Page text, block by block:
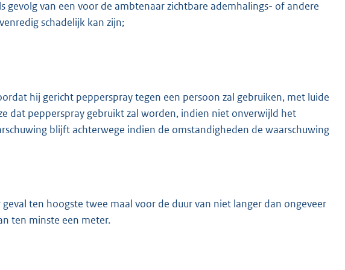
gevolg van een voor de ambtenaar zichtbare ademhalings- of andere
schadelijk kan zijn;
hij gericht pepperspray tegen een persoon zal gebruiken, met luide
dat pepperspray gebruikt zal worden, indien niet onverwijld het
blijft achterwege indien de omstandigheden de waarschuwing
ten hoogste twee maal voor de duur van niet langer dan ongeveer
ten minste een meter.